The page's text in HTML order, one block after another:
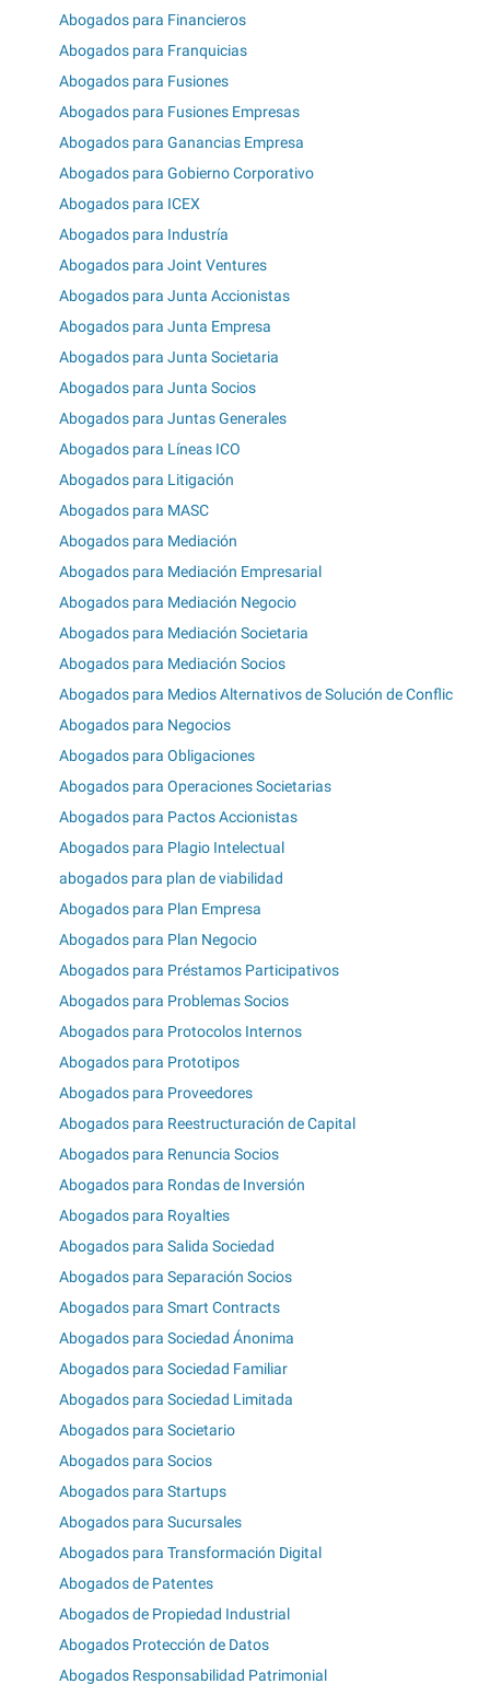
Abogados para Financieros
Abogados para Franquicias
Abogados para Fusiones
Abogados para Fusiones Empresas
Abogados para Ganancias Empresa
Abogados para Gobierno Corporativo
Abogados para ICEX
Abogados para Industría
Abogados para Joint Ventures
Abogados para Junta Accionistas
Abogados para Junta Empresa
Abogados para Junta Societaria
Abogados para Junta Socios
Abogados para Juntas Generales
Abogados para Líneas ICO
Abogados para Litigación
Abogados para MASC
Abogados para Mediación
Abogados para Mediación Empresarial
Abogados para Mediación Negocio
Abogados para Mediación Societaria
Abogados para Mediación Socios
Abogados para Medios Alternativos de Solución de Conflic
Abogados para Negocios
Abogados para Obligaciones
Abogados para Operaciones Societarias
Abogados para Pactos Accionistas
Abogados para Plagio Intelectual
abogados para plan de viabilidad
Abogados para Plan Empresa
Abogados para Plan Negocio
Abogados para Préstamos Participativos
Abogados para Problemas Socios
Abogados para Protocolos Internos
Abogados para Prototipos
Abogados para Proveedores
Abogados para Reestructuración de Capital
Abogados para Renuncia Socios
Abogados para Rondas de Inversión
Abogados para Royalties
Abogados para Salida Sociedad
Abogados para Separación Socios
Abogados para Smart Contracts
Abogados para Sociedad Ánonima
Abogados para Sociedad Familiar
Abogados para Sociedad Limitada
Abogados para Societario
Abogados para Socios
Abogados para Startups
Abogados para Sucursales
Abogados para Transformación Digital
Abogados de Patentes
Abogados de Propiedad Industrial
Abogados Protección de Datos
Abogados Responsabilidad Patrimonial